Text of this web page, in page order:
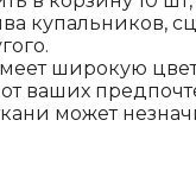
купальников,
широкую
ваших
может